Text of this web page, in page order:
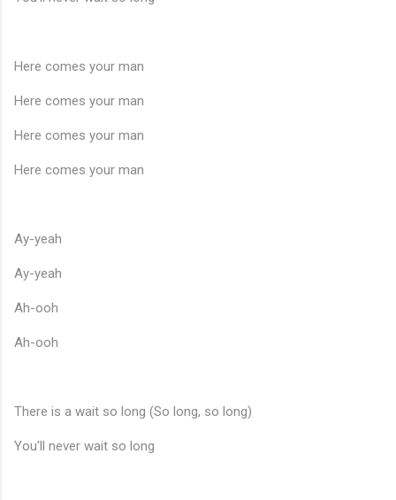
Here comes your man
Here comes your man
Here comes your man
Here comes your man
Ay-yeah
Ay-yeah
Ah-ooh
Ah-ooh
There is a wait so long (So long, so long)
You'll never wait so long
🎶